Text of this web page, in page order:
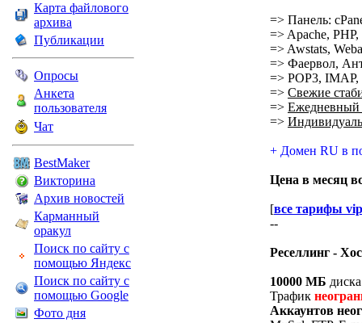
Карта файлового
архива
Публикации
Опросы
Анкета
пользователя
Чат
BestMaker
Викторина
Архив новостей
Карманный
оракул
Поиск по сайту с
помощью Яндекс
Поиск по сайту с
помощью Google
Фото дня
=> Панель:
=> Apache,
=> Awstats,
=> Фаервол,
=> POP3,
=> Свежие
=> Ежедневный
=>
+ Домен RU в
Цена в месяц
[все тарифы
--
Реселлинг -
10000 МБ диска
Трафик
Аккаунтов